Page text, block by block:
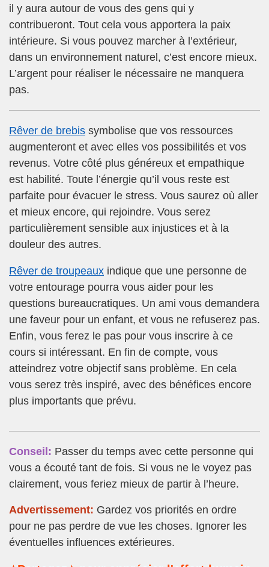
il y aura autour de vous des gens qui y
contribueront. Tout cela vous apportera la paix
intérieure. Si vous pouvez marcher à l’extérieur,
dans un environnement naturel, c’est encore mieux.
L’argent pour réaliser le nécessaire ne manquera
pas.
Rêver de brebis symbolise que vos ressources
augmenteront et avec elles vos possibilités et vos
revenus. Votre côté plus généreux et empathique
est habilité. Toute l’énergie qu’il vous reste est
parfaite pour évacuer le stress. Vous saurez où aller
et mieux encore, qui rejoindre. Vous serez
particulièrement sensible aux injustices et à la
douleur des autres.
Rêver de troupeaux indique que une personne de
votre entourage pourra vous aider pour les
questions bureaucratiques. Un ami vous demandera
une faveur pour un enfant, et vous ne refuserez pas.
Enfin, vous ferez le pas pour vous inscrire à ce
cours si intéressant. En fin de compte, vous
atteindrez votre objectif sans problème. En cela
vous serez très inspiré, avec des bénéfices encore
plus importants que prévu.
Conseil: Passer du temps avec cette personne qui
vous a écouté tant de fois. Si vous ne le voyez pas
clairement, vous feriez mieux de partir à l’heure.
Advertissement: Gardez vos priorités en ordre
pour ne pas perdre de vue les choses. Ignorer les
éventuelles influences extérieures.